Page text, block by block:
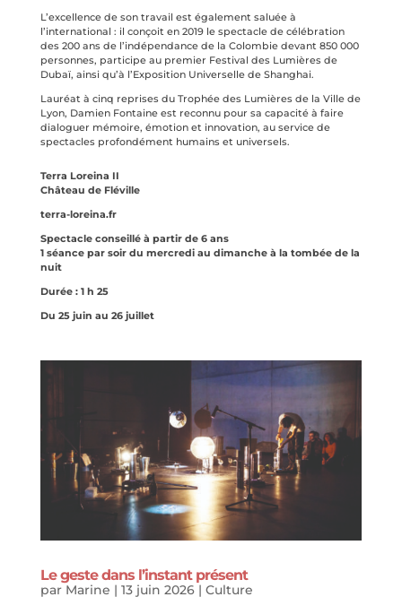
L’excellence de son travail est également saluée à
l’international : il conçoit en 2019 le spectacle de célébration
des 200 ans de l’indépendance de la Colombie devant 850 000
personnes, participe au premier Festival des Lumières de
Dubaï, ainsi qu’à l’Exposition Universelle de Shanghai.
Lauréat à cinq reprises du Trophée des Lumières de la Ville de
Lyon, Damien Fontaine est reconnu pour sa capacité à faire
dialoguer mémoire, émotion et innovation, au service de
spectacles profondément humains et universels.
Terra Loreina II
Château de Fléville
terra-loreina.fr
Spectacle conseillé à partir de 6 ans
1 séance par soir du mercredi au dimanche à la tombée de la
nuit
Durée : 1 h 25
Du 25 juin au 26 juillet
Le geste dans l’instant présent
par Marine | 13 juin 2026| Culture